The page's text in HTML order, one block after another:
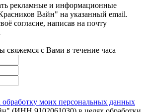
рекламные и информационные
Вайн" на указанный email.
согласие, написав на почту
свяжемся с Вами в течение часа
обработку моих персональных данных